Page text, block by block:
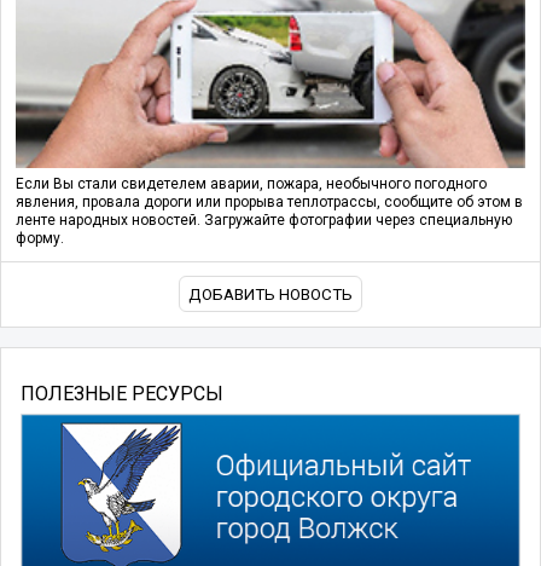
Если Вы стали свидетелем аварии, пожара, необычного погодного
явления, провала дороги или прорыва теплотрассы, сообщите об этом в
ленте народных новостей. Загружайте фотографии через специальную
форму.
ДОБАВИТЬ НОВОСТЬ
ПОЛЕЗНЫЕ РЕСУРСЫ